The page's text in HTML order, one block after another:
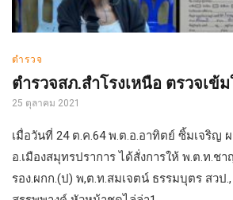
ตำรวจ
ตำรวจสภ.สำโรงเหนือ ตรวจเข้
25 ตุลาคม 2021
เมื่อวันที่ 24 ต.ค.64 พ.ต.อ.อาทิตย์ ซิ้มเจริญ
อ.เมืองสมุทรปราการ ได้สั่งการให้ พ.ต.ท.ช
รอง.ผกก.(ป) พ,ต.ท.สมเจตน์ ธรรมบุตร สว